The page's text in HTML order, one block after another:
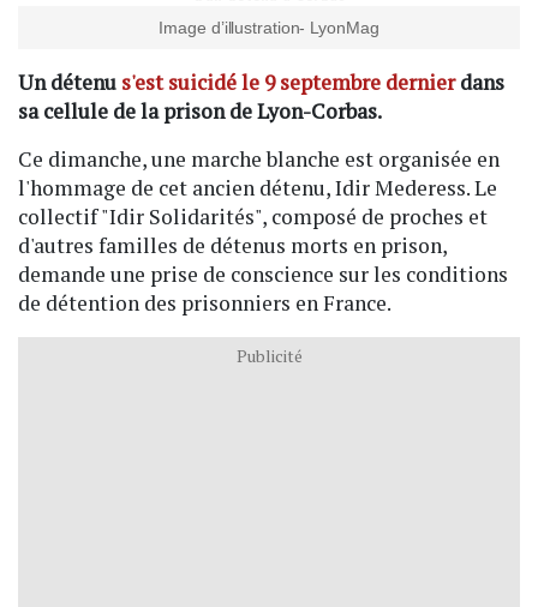
Image d’illustration- LyonMag
Un détenu s'est suicidé le 9 septembre dernierdans
sa cellule de la prison de Lyon-Corbas.
Ce dimanche, une marche blanche est organisée en
l'hommage de cet ancien détenu, Idir Mederess. Le
collectif "Idir Solidarités", composé de proches et
d'autres familles de détenus morts en prison,
demande une prise de conscience sur les conditions
de détention des prisonniers en France.
Publicité